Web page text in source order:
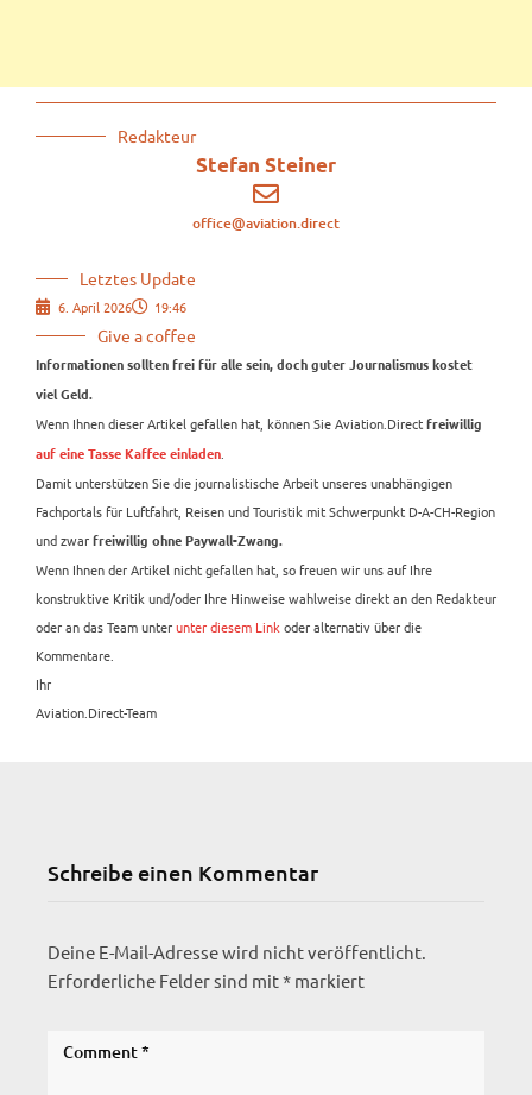
Redakteur
Stefan Steiner
office@aviation.direct
Letztes Update
6. April 2026 19:46
Give a coffee
Informationen sollten frei für alle sein, doch guter Journalismus kostet
viel Geld.
Wenn Ihnen dieser Artikel gefallen hat, können Sie Aviation.Direct freiwillig
auf eine Tasse Kaffee einladen
Damit unterstützen Sie die journalistische Arbeit unseres unabhängigen
Fachportals für Luftfahrt, Reisen und Touristik mit Schwerpunkt D-A-CH-Region
und zwar freiwillig ohne Paywall-Zwang.
Wenn Ihnen der Artikel nicht gefallen hat, so freuen wir uns auf Ihre
konstruktive Kritik und/oder Ihre Hinweise wahlweise direkt an den Redakteur
oder an das Team unterunter diesem Link oder alternativ über die
Kommentare.
Ihr
Aviation.Direct-Team
Schreibe einen Kommentar
Deine E-Mail-Adresse wird nicht veröffentlicht.
Erforderliche Felder sind mit* markiert